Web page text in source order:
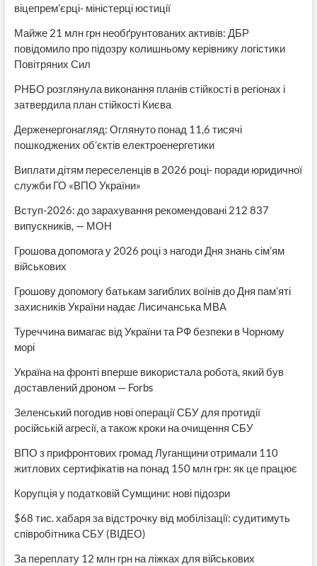
віцепрем’єрці- міністерці юстиції
Майже 21 млн грн необґрунтованих активів: ДБР
повідомило про підозру колишньому керівнику логістики
Повітряних Сил
РНБО розглянула виконання планів стійкості в регіонах і
затвердила план стійкості Києва
Держенергонагляд: Оглянуто понад 11,6 тисячі
пошкоджених об’єктів електроенергетики
Виплати дітям переселенців в 2026 році- поради юридичної
служби ГО «ВПО України»
Вступ-2026: до зарахування рекомендовані 212 837
випускників, — МОН
Грошова допомога у 2026 році з нагоди Дня знань сім’ям
військових
Грошову допомогу батькам загиблих воїнів до Дня пам’яті
захисників України надає Лисичанська МВА
Туреччина вимагає від України та РФ безпеки в Чорному
морі
Україна на фронті вперше використала робота, який був
доставлений дроном — Forbs
Зеленський погодив нові операції СБУ для протидії
російській агресії, а також кроки на очищення СБУ
ВПО з прифронтових громад Луганщини отримали 110
житлових сертифікатів на понад 150 млн грн: як це працює
Корупція у податковій Сумщини: нові підозри
$68 тис. хабаря за відстрочку від мобілізації: судитимуть
співробітника СБУ (ВІДЕО)
За переплату 12 млн грн на ліжках для військових